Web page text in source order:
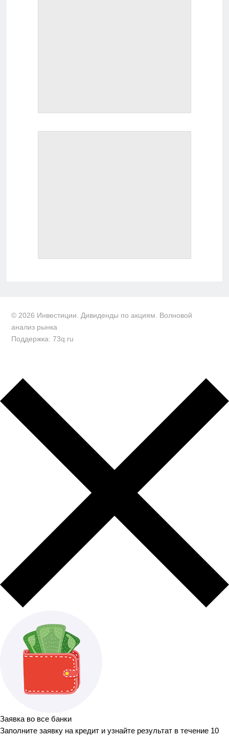
© 2026 Инвестиции. Дивиденды по акциям. Волновой
анализ рынка
Поддержка: 73q.ru
Заявка во все банки
Заполните заявку на кредит и узнайте результат в течение 10